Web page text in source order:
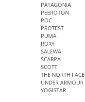
PATAGONIA
PEEROTON
POC
PROTEST
PUMA
ROXY
SALEWA
SCARPA
SCOTT
THE NORTH FACE
UNDER ARMOUR
YOGISTAR